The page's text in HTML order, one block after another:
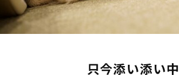
只今添い添い中